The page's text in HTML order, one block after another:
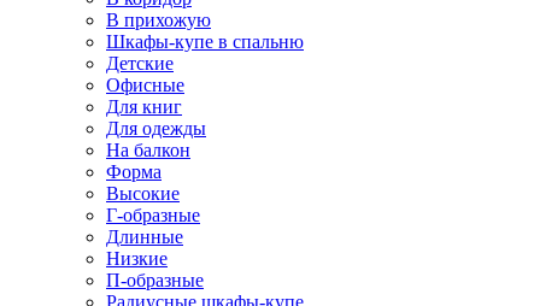
В прихожую
Шкафы-купе в спальню
Детские
Офисные
Для книг
Для одежды
На балкон
Форма
Высокие
Г-образные
Длинные
Низкие
П-образные
Радиусные шкафы-купе